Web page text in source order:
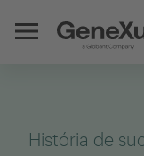
História de